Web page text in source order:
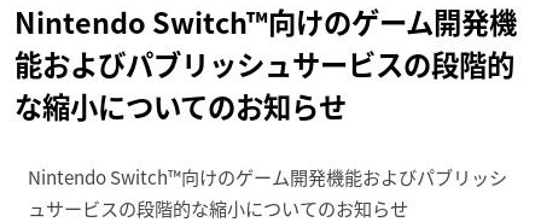
Nintendo Switch™向けのゲーム開発機
能およびパブリッシュサービスの段階的
な縮小についてのお知らせ
Nintendo Switch™向けのゲーム開発機能およびパブリッシ
ュサービスの段階的な縮小についてのお知らせ